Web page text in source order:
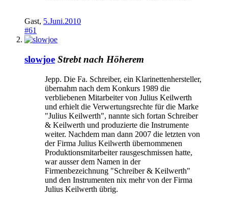
Gast, 5.Juni.2010
#61
slowjoe Strebt nach Höherem
Jepp. Die Fa. Schreiber, ein Klarinettenhersteller,
übernahm nach dem Konkurs 1989 die
verbliebenen Mitarbeiter von Julius Keilwerth
und erhielt die Verwertungsrechte für die Marke
"Julius Keilwerth", nannte sich fortan Schreiber
& Keilwerth und produzierte die Instrumente
weiter. Nachdem man dann 2007 die letzten von
der Firma Julius Keilwerth übernommenen
Produktionsmitarbeiter rausgeschmissen hatte,
war ausser dem Namen in der
Firmenbezeichnung "Schreiber & Keilwerth"
und den Instrumenten nix mehr von der Firma
Julius Keilwerth übrig.